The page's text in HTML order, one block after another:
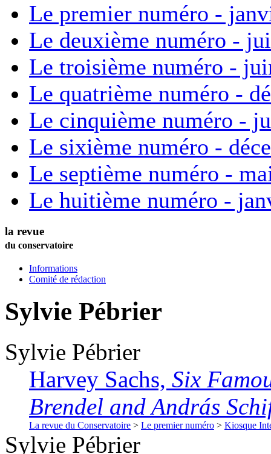
Le premier numéro -
Le deuxième numéro -
Le troisième numéro -
Le quatrième numéro -
Le cinquième numéro -
Le sixième numéro -
Le septième numéro -
Le huitième numéro -
la revue
du conservatoire
Informations
Comité de rédaction
Sylvie Pébrier
Sylvie Pébrier
Harvey Sachs, Six
Brendel and András
La revue du Conservatoire > Le premier numéro > Kiosque
Sylvie Pébrier